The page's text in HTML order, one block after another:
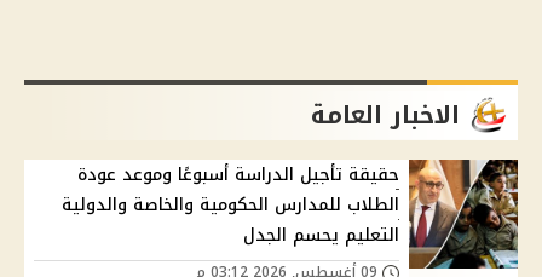
الاخبار العامة
حقيقة تأجيل الدراسة أسبوعًا وموعد عودة
الطلاب للمدارس الحكومية والخاصة والدولية
التعليم يحسم الجدل